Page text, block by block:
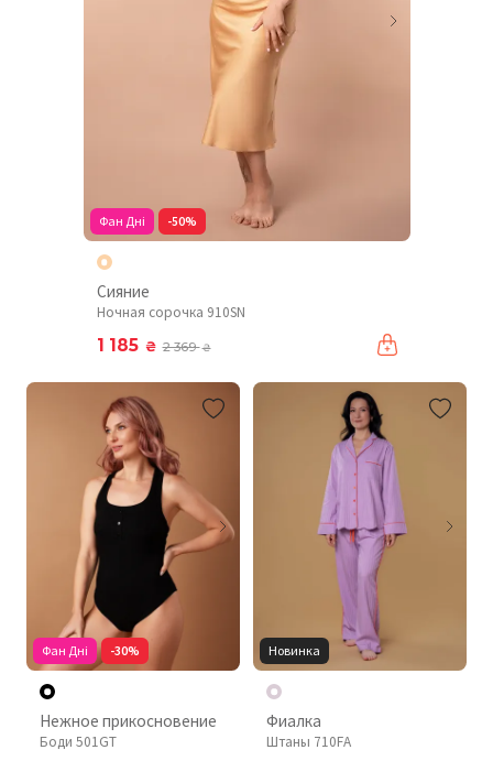
Фан Дні -50%
Сияние
Ночная сорочка 910SN
1 185 ₴ 2 369₴
Фан Дні -30%
Нежное прикосновение
Боди 501GT
Новинка
Фиалка
Штаны 710FA